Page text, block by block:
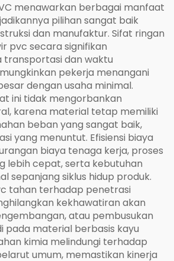
menawarkan berbagai manfaat
pilihan sangat baik
dan manufaktur. Sifat ringan
pvc secara signifikan
transportasi dan waktu
pekerja menangani
dengan usaha minimal.
ini tidak mengorbankan
karena material tetap memiliki
beban yang sangat baik,
yang menuntut. Efisiensi biaya
biaya tenaga kerja, proses
lebih cepat, serta kebutuhan
sepanjang siklus hidup produk.
tahan terhadap penetrasi
kekhawatiran akan
atau pembusukan
pada material berbasis kayu
kimia melindungi terhadap
umum, memastikan kinerja